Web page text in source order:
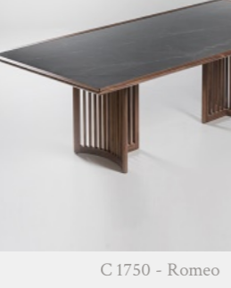
C 1750 - Romeo